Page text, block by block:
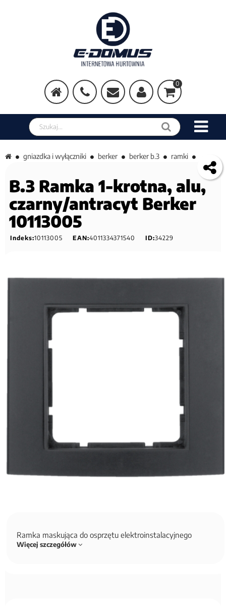
0
Szukaj w sklepie
gniazdka i wyłączniki berker berker b.3 ramki
B.3 Ramka 1-krotna, alu,
czarny/antracyt Berker
10113005
Indeks:10113005 EAN:4011334371540 ID:34229
Ramka maskująca do osprzętu elektroinstalacyjnego
Więcej szczegółów